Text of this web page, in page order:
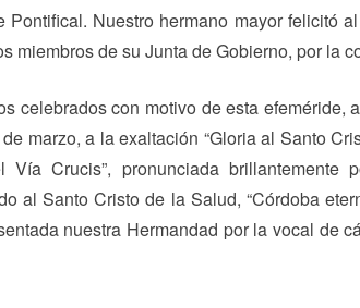
Nuestro hermano mayor felicitó
miembros de su Junta de Gobierno, por la
celebrados con motivo de esta efeméride,
marzo, a la exaltación “Gloria al Santo
Crucis”, pronunciada brillantemente
al Santo Cristo de la Salud, “Córdoba
nuestra Hermandad por la vocal de